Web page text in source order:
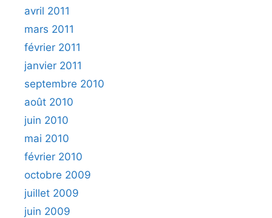
avril 2011
mars 2011
février 2011
janvier 2011
septembre 2010
août 2010
juin 2010
mai 2010
février 2010
octobre 2009
juillet 2009
juin 2009